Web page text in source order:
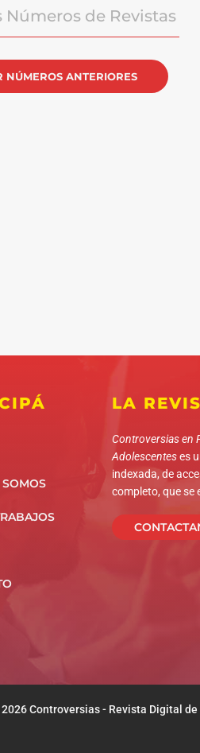
Números de Revistas
NÚMEROS ANTERIORES
LA
Controversias en
Adolescenteses
indexada, de
completo, que se
Controversias - Revista Digital